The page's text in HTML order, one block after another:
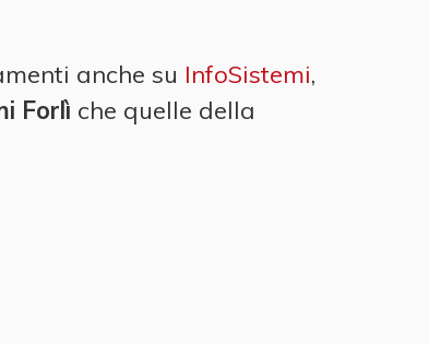
anche su InfoSistemi,
Forlì che quelle della